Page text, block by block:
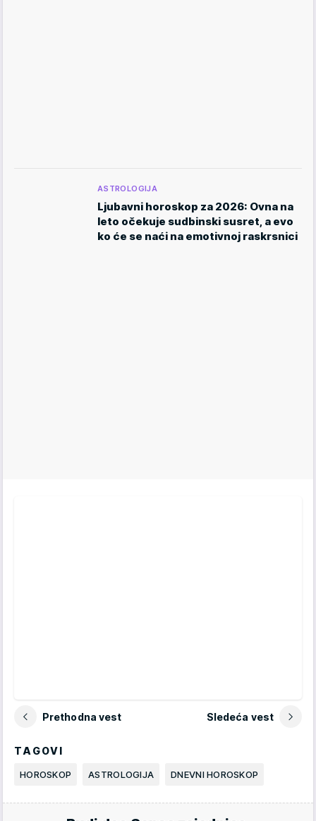
ASTROLOGIJA
Ljubavni horoskop za 2026: Ovna na
leto očekuje sudbinski susret, a evo
ko će se naći na emotivnoj raskrsnici
Prethodna vest Sledeća vest
TAGOVI
HOROSKOP ASTROLOGIJA DNEVNI HOROSKOP